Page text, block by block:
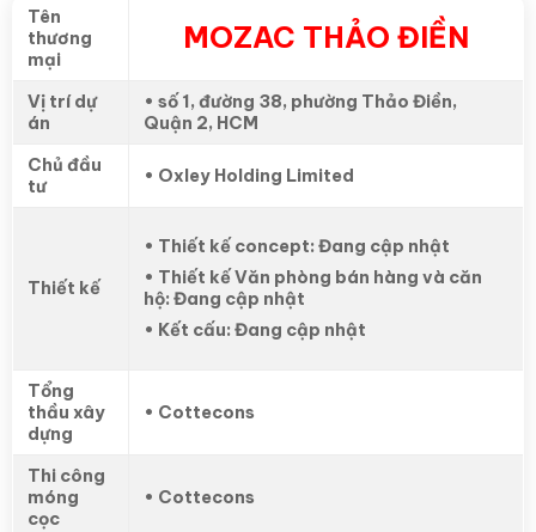
Tên
thương
mại
MOZAC THẢO ĐIỀN
Vị trí dự
án
• số 1, đường 38, phường Thảo Điền,
Quận 2, HCM
Chủ đầu
tư
• Oxley Holding Limited
Thiết kế
• Thiết kế concept: Đang cập nhật
• Thiết kế Văn phòng bán hàng và căn
hộ: Đang cập nhật
• Kết cấu: Đang cập nhật
Tổng
thầu xây
dựng
• Cottecons
Thi công
móng
cọc
• Cottecons